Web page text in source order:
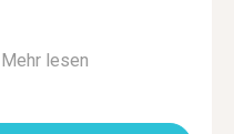
Mehr lesen